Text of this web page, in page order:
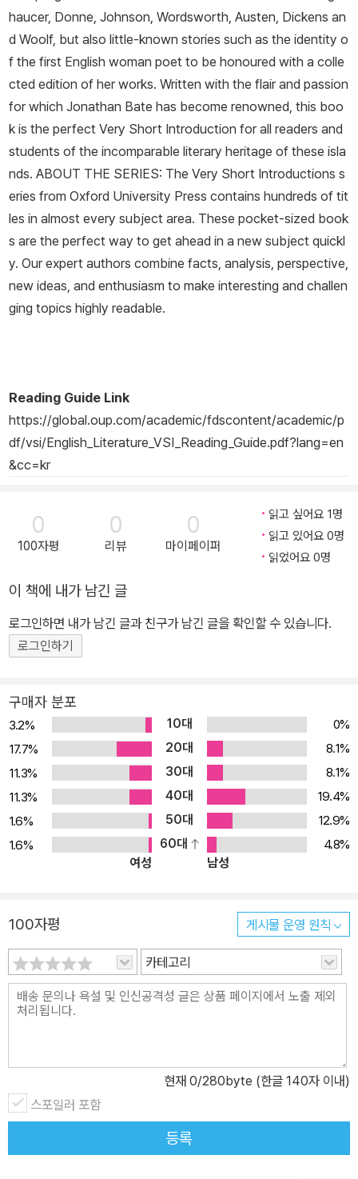
haucer, Donne, Johnson, Wordsworth, Austen, Dickens an
d Woolf, but also little-known stories such as the identity o
f the first English woman poet to be honoured with a colle
cted edition of her works. Written with the flair and passion
for which Jonathan Bate has become renowned, this boo
k is the perfect Very Short Introduction for all readers and
students of the incomparable literary heritage of these isla
nds. ABOUT THE SERIES: The Very Short Introductions s
eries from Oxford University Press contains hundreds of tit
les in almost every subject area. These pocket-sized book
s are the perfect way to get ahead in a new subject quickl
y. Our expert authors combine facts, analysis, perspective,
new ideas, and enthusiasm to make interesting and challen
ging topics highly readable.
Reading Guide Link
https://global.oup.com/academic/fdscontent/academic/p
df/vsi/English_Literature_VSI_Reading_Guide.pdf?lang=en
&cc=kr
0
100자평
0
리뷰
0
마이페이퍼
읽고 싶어요 1명
읽고 있어요 0명
읽었어요 0명
이 책에 내가 남긴 글
로그인하면 내가 남긴 글과 친구가 남긴 글을 확인할 수 있습니다.
로그인하기
구매자 분포
3.2% 10대
0%
17.7%
20대
8.1%
11.3%
30대
8.1%
11.3%
40대
19.4%
1.6%
50대
12.9%
1.6%
60대
4.8%
여성
남성
100자평 게시물 운영 원칙
카테고리
현재 0/280byte (한글 140자 이내)
스포일러 포함
등록